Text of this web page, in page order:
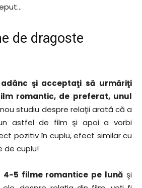
de dragoste
şi acceptaţi să urmăriţi
romantic, de preferat, unul
nou studiu despre relaţii arată că a
astfel de film şi apoi a vorbi
pozitiv în cuplu, efect similar cu
de cuplu!
4-5 filme romantice pe lună şi